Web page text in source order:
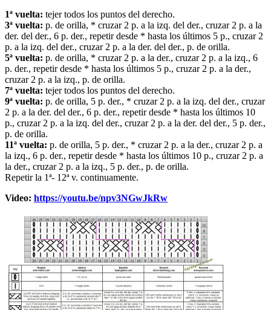
1ª vuelta: tejer todos los puntos del derecho.
3ª vuelta: p. de orilla, * cruzar 2 p. a la izq. del der., cruzar 2 p. a la
der. del der., 6 p. der., repetir desde * hasta los últimos 5 p., cruzar 2
p. a la izq. del der., cruzar 2 p. a la der. del der., p. de orilla.
5ª vuelta: p. de orilla, * cruzar 2 p. a la der., cruzar 2 p. a la izq., 6
p. der., repetir desde * hasta los últimos 5 p., cruzar 2 p. a la der.,
cruzar 2 p. a la izq., p. de orilla.
7ª vuelta: tejer todos los puntos del derecho.
9ª vuelta: p. de orilla, 5 p. der., * cruzar 2 p. a la izq. del der., cruzar
2 p. a la der. del der., 6 p. der., repetir desde * hasta los últimos 10
p., cruzar 2 p. a la izq. del der., cruzar 2 p. a la der. del der., 5 p. der.,
p. de orilla.
11ª vuelta: p. de orilla, 5 p. der., * cruzar 2 p. a la der., cruzar 2 p. a
la izq., 6 p. der., repetir desde * hasta los últimos 10 p., cruzar 2 p. a
la der., cruzar 2 p. a la izq., 5 p. der., p. de orilla.
Repetir la 1ª- 12ª v. continuamente.
Video: https://youtu.be/npv3NGwJkRw